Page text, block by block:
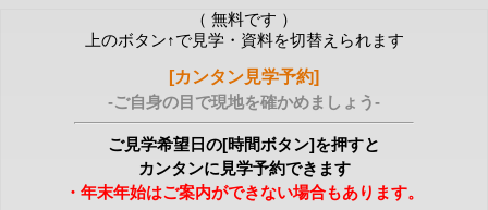
（ 無料です ）
上のボタン↑で見学・資料を切替えられます
[カンタン見学予約]
-ご自身の目で現地を確かめましょう-
ご見学希望日の[時間ボタン]を押すと
カンタンに見学予約できます
・年末年始はご案内ができない場合もあります。